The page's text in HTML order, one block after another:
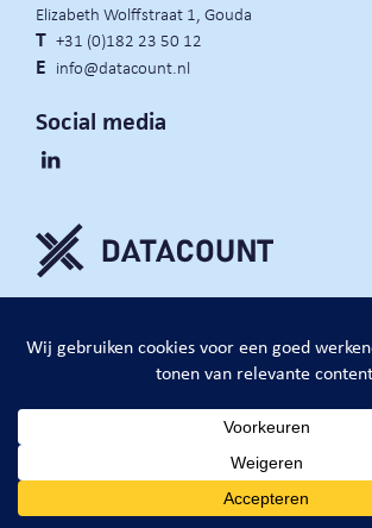
Elizabeth Wolffstraat 1, Gouda
T +31 (0)182 23 50 12
E info@datacount.nl
Social media
DataCount B.V.
privacy policy
algemene voorwaarden